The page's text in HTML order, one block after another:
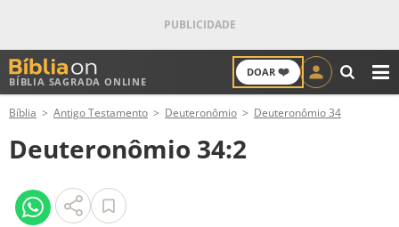
BÍBLIA SAGRADA ONLINE
DOAR ❤️
ANTIGO TESTAMENTO
NOVO TESTAMENTO
VERSÍCULOS
Bíblia Antigo Testamento Deuteronômio Deuteronômio 34
Deuteronômio 34:2